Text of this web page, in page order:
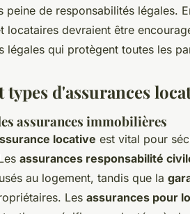
peine de responsabilités légales.
locataires devraient être
légales qui protègent toutes les
types d'assurances
assurances immobilières
locative est vital pour
assurances responsabilité
au logement, tandis que la
Les assurances pour